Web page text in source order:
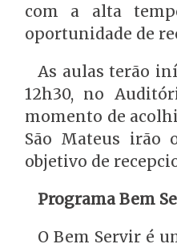
com a alta
oportunidade de
As aulas terão
12h30, no
momento de
São Mateus irão
objetivo de
Programa Bem
O Bem Servir é